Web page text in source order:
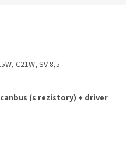
C21W, SV 8,5
canbus (s rezistory) + driver